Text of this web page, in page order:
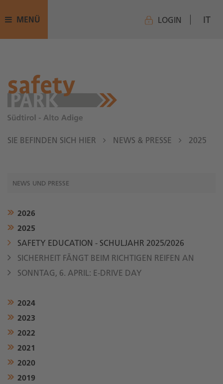
MENÜ LOGIN IT
SIE BEFINDEN SICH HIER NEWS & PRESSE 2025
NEWS UND PRESSE
2026
2025
SAFETY EDUCATION - SCHULJAHR 2025/2026
SICHERHEIT FÄNGT BEIM RICHTIGEN REIFEN AN
SONNTAG, 6. APRIL: E-DRIVE DAY
2024
2023
2022
2021
2020
2019